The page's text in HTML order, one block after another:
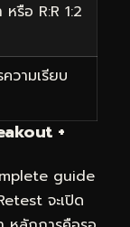
หรือ R:R 1:2
วามเรียบ
+
guide
จะเปิด